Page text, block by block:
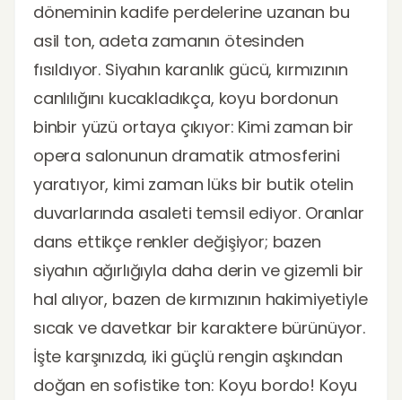
döneminin kadife perdelerine uzanan bu
asil ton, adeta zamanın ötesinden
fısıldıyor. Siyahın karanlık gücü, kırmızının
canlılığını kucakladıkça, koyu bordonun
binbir yüzü ortaya çıkıyor: Kimi zaman bir
opera salonunun dramatik atmosferini
yaratıyor, kimi zaman lüks bir butik otelin
duvarlarında asaleti temsil ediyor. Oranlar
dans ettikçe renkler değişiyor; bazen
siyahın ağırlığıyla daha derin ve gizemli bir
hal alıyor, bazen de kırmızının hakimiyetiyle
sıcak ve davetkar bir karaktere bürünüyor.
İşte karşınızda, iki güçlü rengin aşkından
doğan en sofistike ton: Koyu bordo! Koyu